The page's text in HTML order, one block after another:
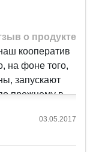
о продукте
кооператив
на фоне того,
запускают
прежнему в
больше,
03.05.2017